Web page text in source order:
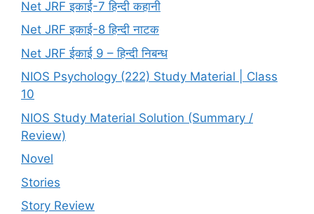
Net JRF इकाई-7 हिन्दी कहानी
Net JRF इकाई-8 हिन्दी नाटक
Net JRF ईकाई 9 – हिन्दी निबन्ध
NIOS Psychology (222) Study Material | Class
10
NIOS Study Material Solution (Summary /
Review)
Novel
Stories
Story Review